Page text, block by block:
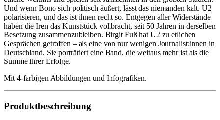
Und wenn Bono sich politisch äußert, lässt das niemanden kalt. U2
polarisieren, und das ist ihnen recht so. Entgegen aller Widerstände
haben die Iren das Kunststück vollbracht, seit 50 Jahren in derselben
Besetzung zusammenzubleiben. Birgit Fuß hat U2 zu etlichen
Gesprächen getroffen – als eine von nur wenigen Journalist:innen in
Deutschland. Sie porträtiert eine Band, die weitaus mehr ist als die
Summe ihrer Erfolge.
Mit 4-farbigen Abbildungen und Infografiken.
Produktbeschreibung